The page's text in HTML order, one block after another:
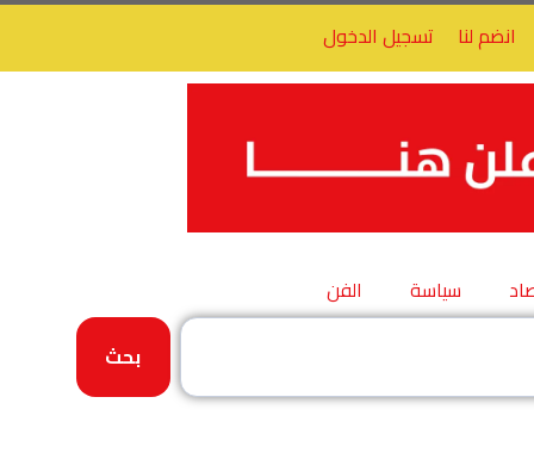
انضم لنا تسجيل الدخول
سياسة
الفن
بحث